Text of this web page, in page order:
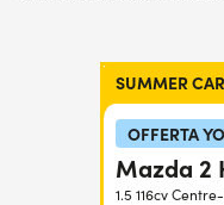
SUMMER
OFFERTA
Mazda 2
1.5 116cv